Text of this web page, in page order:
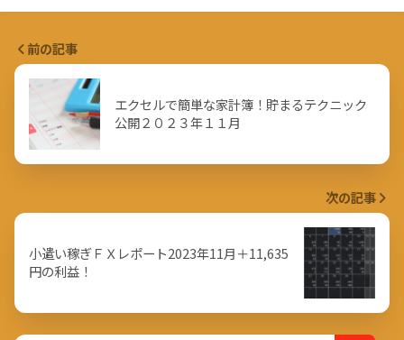
前の記事
エクセルで簡単な家計簿！貯まるテクニック
公開２０２３年１１月
次の記事
小遣い稼ぎＦＸレポート2023年11月＋11,635
円の利益！